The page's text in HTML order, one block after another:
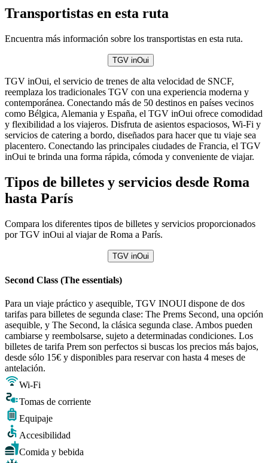
Transportistas en esta ruta
Encuentra más información sobre los transportistas en esta ruta.
TGV inOui
TGV inOui, el servicio de trenes de alta velocidad de SNCF,
reemplaza los tradicionales TGV con una experiencia moderna y
contemporánea. Conectando más de 50 destinos en países vecinos
como Bélgica, Alemania y España, el TGV inOui ofrece comodidad
y flexibilidad a los viajeros. Disfruta de asientos espaciosos, Wi-Fi y
servicios de catering a bordo, diseñados para hacer que tu viaje sea
placentero. Conectando las principales ciudades de Francia, el TGV
inOui te brinda una forma rápida, cómoda y conveniente de viajar.
Tipos de billetes y servicios desde Roma
hasta París
Compara los diferentes tipos de billetes y servicios proporcionados
por TGV inOui al viajar de Roma a París.
TGV inOui
Second Class (The essentials)
Para un viaje práctico y asequible, TGV INOUI dispone de dos
tarifas para billetes de segunda clase: The Prems Second, una opción
asequible, y The Second, la clásica segunda clase. Ambos pueden
cambiarse y reembolsarse, sujeto a determinadas condiciones. Los
billetes de tarifa Prem son perfectos si buscas los precios más bajos,
desde sólo 15€ y disponibles para reservar con hasta 4 meses de
antelación.
Wi-Fi
Tomas de corriente
Equipaje
Accesibilidad
Comida y bebida